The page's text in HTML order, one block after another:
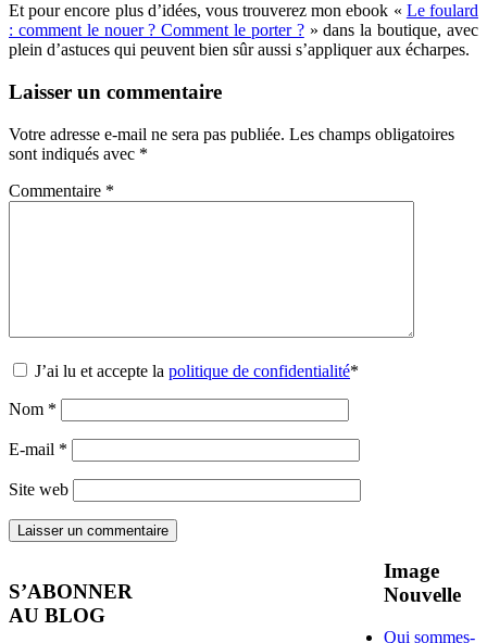
Et pour encore plus d’idées, vous trouverez mon ebook « Le foulard
: comment le nouer ? Comment le porter ?» dans la boutique, avec
plein d’astuces qui peuvent bien sûr aussi s’appliquer aux écharpes.
Laisser un commentaire
Votre adresse e-mail ne sera pas publiée. Les champs obligatoires
sont indiqués avec *
Commentaire *
J’ai lu et accepte la politique de confidentialité*
Nom *
E-mail *
Site web
S’ABONNER
AU BLOG
Image
Nouvelle
Qui sommes-